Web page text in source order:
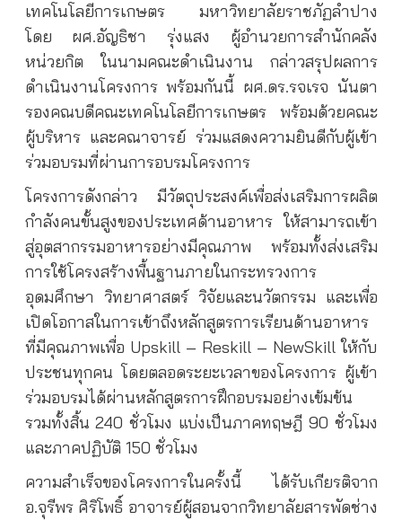
เทคโนโลยีการเกษตร มหาวิทยาลัยราชภัฏลำปาง
โดย ผศ.อัญธิชา รุ่งแสง ผู้อำนวยการสำนักคลัง
หน่วยกิต ในนามคณะดำเนินงาน กล่าวสรุปผลการ
ดำเนินงานโครงการ พร้อมกันนี้ ผศ.ดร.รจเรจ นันตา
รองคณบดีคณะเทคโนโลยีการเกษตร พร้อมด้วยคณะ
ผู้บริหาร และคณาจารย์ ร่วมแสดงความยินดีกับผู้เข้า
ร่วมอบรมที่ผ่านการอบรมโครงการ
โครงการดังกล่าว มีวัตถุประสงค์เพื่อส่งเสริมการผลิต
กำลังคนขั้นสูงของประเทศด้านอาหาร ให้สามารถเข้า
สู่อุตสากรรมอาหารอย่างมีคุณภาพ พร้อมทั้งส่งเสริม
การใช้โครงสร้างพื้นฐานภายในกระทรวงการ
อุดมศึกษา วิทยาศาสตร์ วิจัยและนวัตกรรม และเพื่อ
เปิดโอกาสในการเข้าถึงหลักสูตรการเรียนด้านอาหาร
ที่มีคุณภาพเพื่อ Upskill – Reskill – NewSkill ให้กับ
ประชนทุกคน โดยตลอดระยะเวลาของโครงการ ผู้เข้า
ร่วมอบรมได้ผ่านหลักสูตรการฝึกอบรมอย่างเข้มข้น
รวมทั้งสิ้น 240 ชั่วโมง แบ่งเป็นภาคทฤษฎี 90 ชั่วโมง
และภาคปฏิบัติ 150 ชั่วโมง
ความสำเร็จของโครงการในครั้งนี้ ได้รับเกียรติจาก
อ.จุรีพร ศิริโพธิ์ อาจารย์ผู้สอนจากวิทยาลัยสารพัดช่าง